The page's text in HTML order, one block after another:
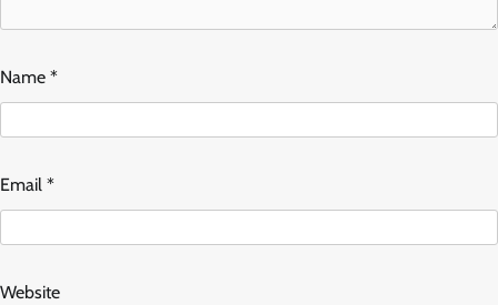
Name *
Email *
Website